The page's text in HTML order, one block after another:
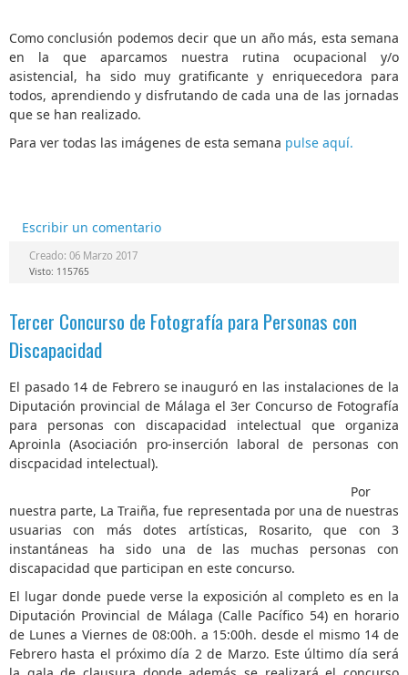
Como conclusión podemos decir que un año más, esta semana
en la que aparcamos nuestra rutina ocupacional y/o
asistencial, ha sido muy gratificante y enriquecedora para
todos, aprendiendo y disfrutando de cada una de las jornadas
que se han realizado.
Para ver todas las imágenes de esta semana pulse aquí.
Escribir un comentario
Creado: 06 Marzo 2017
Visto: 115765
Tercer Concurso de Fotografía para Personas con
Discapacidad
El pasado 14 de Febrero se inauguró en las instalaciones de la
Diputación provincial de Málaga el 3er Concurso de Fotografía
para personas con discapacidad intelectual que organiza
Aproinla (Asociación pro-inserción laboral de personas con
discpacidad intelectual).
Por
nuestra parte, La Traiña, fue representada por una de nuestras
usuarias con más dotes artísticas, Rosarito, que con 3
instantáneas ha sido una de las muchas personas con
discapacidad que participan en este concurso.
El lugar donde puede verse la exposición al completo es en la
Diputación Provincial de Málaga (Calle Pacífico 54) en horario
de Lunes a Viernes de 08:00h. a 15:00h. desde el mismo 14 de
Febrero hasta el próximo día 2 de Marzo. Este último día será